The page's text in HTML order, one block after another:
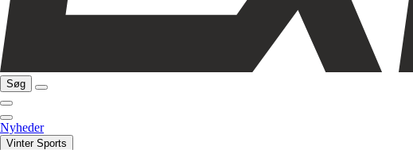
Søg
Nyheder
Vinter Sports